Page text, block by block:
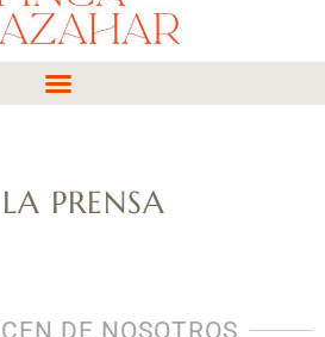
PRENSA
DE NOSOTROS